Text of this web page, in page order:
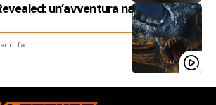
un’avventura narrativa per i
fa